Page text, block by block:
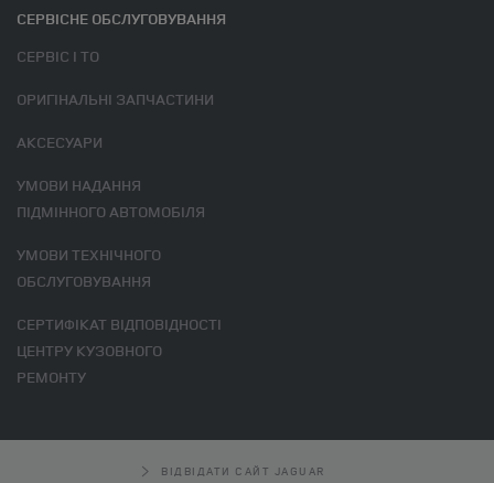
СЕРВІСНЕ ОБСЛУГОВУВАННЯ
СЕРВІС І ТО
ОРИГІНАЛЬНІ ЗАПЧАСТИНИ
АКСЕСУАРИ
УМОВИ НАДАННЯ
ПІДМІННОГО АВТОМОБІЛЯ
УМОВИ ТЕХНІЧНОГО
ОБСЛУГОВУВАННЯ
СЕРТИФІКАТ ВІДПОВІДНОСТІ
ЦЕНТРУ КУЗОВНОГО
РЕМОНТУ
ВІДВІДАТИ САЙТ JAGUAR